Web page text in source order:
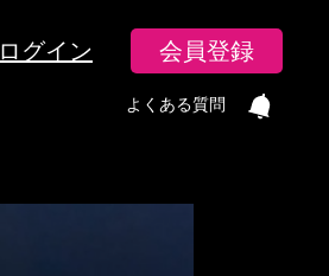
ログイン 会員登録
よくある質問